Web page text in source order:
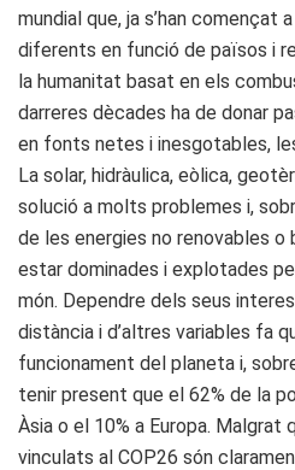
mundial que, ja s’han començat
diferents en funció de països i
la humanitat basat en els
darreres dècades ha de donar
en fonts netes i inesgotables,
La solar, hidràulica, eòlica,
solució a molts problemes i,
de les energies no renovables
estar dominades i explotades
món. Dependre dels seus
distància i d’altres variables fa
funcionament del planeta i,
tenir present que el 62% de la
Àsia o el 10% a Europa.
vinculats al COP26 són